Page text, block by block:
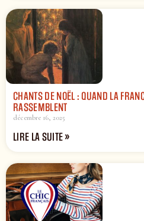
CHANTS DE NOËL : QUAND LA
RASSEMBLENT
décembre 16, 2025
LIRE LA SUITE »